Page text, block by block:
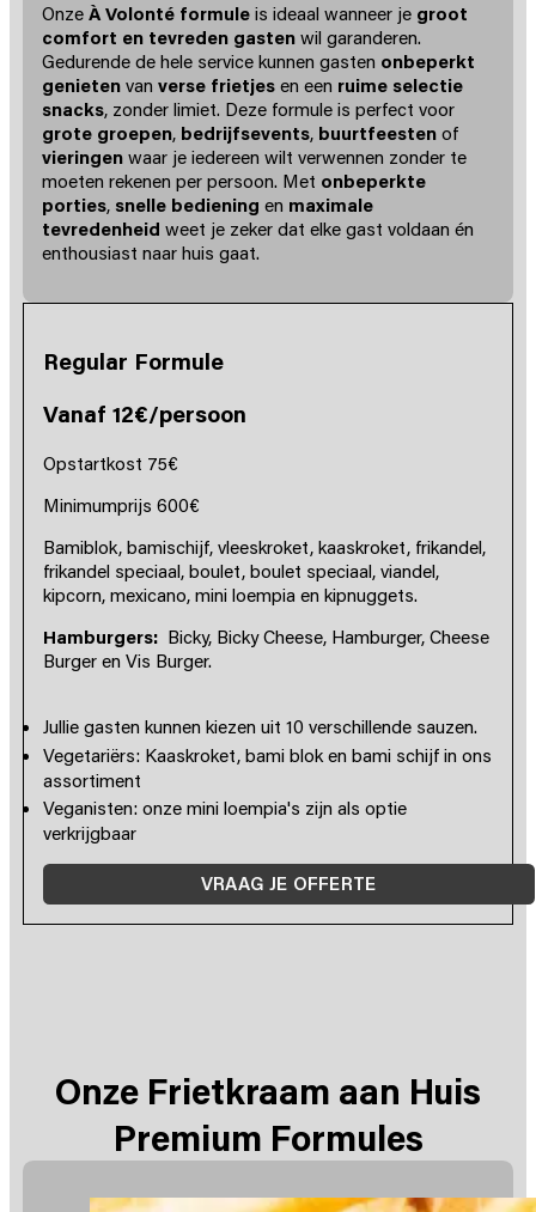
Onze À Volonté formuleis ideaal wanneer je groot
comfort en tevreden gastenwil garanderen.
Gedurende de hele service kunnen gasten onbeperkt
genietenvan verse frietjesen een ruime selectie
snacks, zonder limiet. Deze formule is perfect voor
grote groepen, bedrijfsevents, buurtfeestenof
vieringenwaar je iedereen wilt verwennen zonder te
moeten rekenen per persoon. Met onbeperkte
porties, snelle bediening en maximale
tevredenheid weet je zeker dat elke gast voldaan én
enthousiast naar huis gaat.
Regular Formule
Vanaf 12€/persoon
Opstartkost 75€
Minimumprijs 600€
Bamiblok, bamischijf, vleeskroket, kaaskroket, frikandel,
frikandel speciaal, boulet, boulet speciaal, viandel,
kipcorn, mexicano, mini loempia en kipnuggets.
Hamburgers:Bicky, Bicky Cheese, Hamburger, Cheese
Burger en Vis Burger.
Jullie gasten kunnen kiezen uit 10 verschillende sauzen.
Vegetariërs: Kaaskroket, bami blok en bami schijf in ons
assortiment
Veganisten: onze mini loempia's zijn als optie
verkrijgbaar
VRAAG JE OFFERTE
Onze Frietkraam aan Huis
Premium Formules